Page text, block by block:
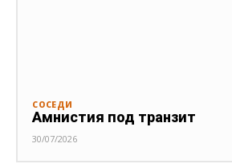
СОСЕДИ
Амнистия под транзит
30/07/2026